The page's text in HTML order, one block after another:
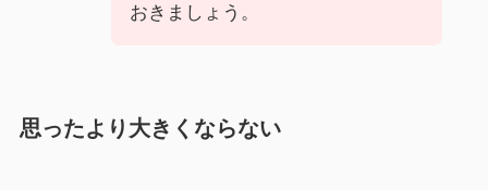
おきましょう。
思ったより大きくならない